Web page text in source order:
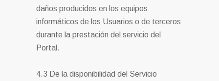
daños producidos en los equipos
informáticos de los Usuarios o de terceros
durante la prestación del servicio del
Portal.
4.3 De la disponibilidad del Servicio